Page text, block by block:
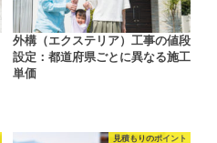
外構（エクステリア）工事の値段
設定：都道府県ごとに異なる施工
単価
見積もりのポイント